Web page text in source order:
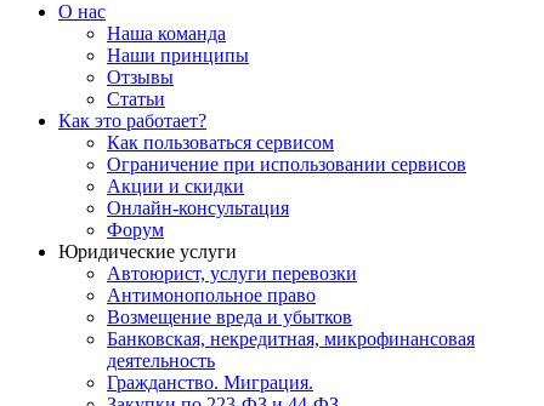
О нас
Наша команда
Наши принципы
Отзывы
Статьи
Как это работает?
Как пользоваться сервисом
Ограничение при использовании сервисов
Акции и скидки
Онлайн-консультация
Форум
Юридические услуги
Автоюрист, услуги перевозки
Антимонопольное право
Возмещение вреда и убытков
Банковская, некредитная, микрофинансовая
деятельность
Гражданство. Миграция.